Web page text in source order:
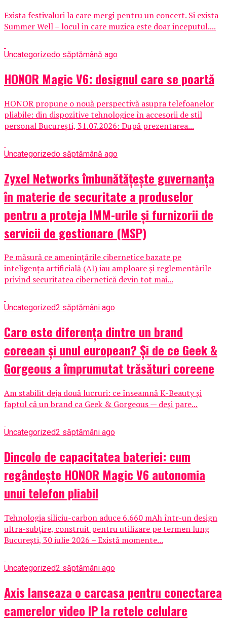
Exista festivaluri la care mergi pentru un concert. Si exista
Summer Well – locul in care muzica este doar inceputul....
Uncategorizedo săptămână ago
HONOR Magic V6: designul care se poartă
HONOR propune o nouă perspectivă asupra telefoanelor
pliabile: din dispozitive tehnologice în accesorii de stil
personal București, 31.07.2026: După prezentarea...
Uncategorizedo săptămână ago
Zyxel Networks îmbunătățește guvernanța
în materie de securitate a produselor
pentru a proteja IMM-urile și furnizorii de
servicii de gestionare (MSP)
Pe măsură ce amenințările cibernetice bazate pe
inteligența artificială (AI) iau amploare și reglementările
privind securitatea cibernetică devin tot mai...
Uncategorized2 săptămâni ago
Care este diferența dintre un brand
coreean și unul european? Și de ce Geek &
Gorgeous a împrumutat trăsături coreene
Am stabilit deja două lucruri: ce înseamnă K-Beauty și
faptul că un brand ca Geek & Gorgeous — deși pare...
Uncategorized2 săptămâni ago
Dincolo de capacitatea bateriei: cum
regândește HONOR Magic V6 autonomia
unui telefon pliabil
Tehnologia siliciu-carbon aduce 6.660 mAh într-un design
ultra-subțire, construit pentru utilizare pe termen lung
București, 30 iulie 2026 – Există momente...
Uncategorized2 săptămâni ago
Axis lanseaza o carcasa pentru conectarea
camerelor video IP la retele celulare